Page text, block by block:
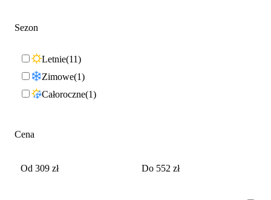
Sezon
Letnie 11
Zimowe 1
Całoroczne 1
Cena